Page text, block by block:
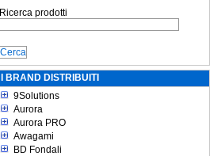
Ricerca prodotti
I BRAND DISTRIBUITI
9Solutions
Aurora
Aurora PRO
Awagami
BD Fondali